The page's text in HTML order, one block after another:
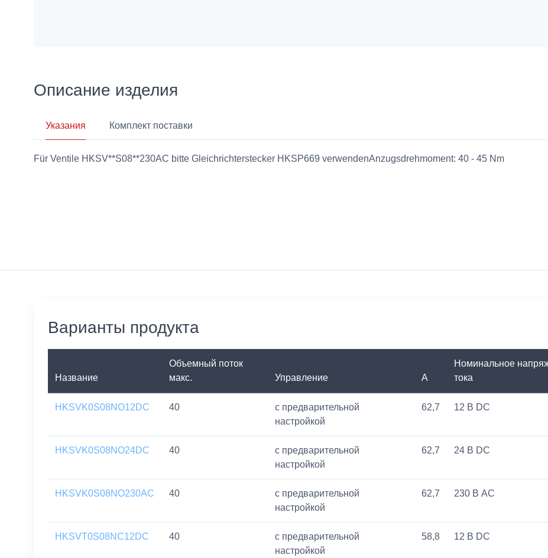
Описание изделия
Указания Комплект поставки
Für Ventile HKSV**S08**230AC bitte Gleichrichterstecker HKSP669 verwendenAnzugsdrehmoment: 40 - 45 Nm
Варианты продукта
Название
Объемный поток
макс.
Управление A
Номинальное
тока
HKSVK0S08NO12DC 40
с предварительной
настройкой
62,7 12 В DC
HKSVK0S08NO24DC 40
с предварительной
настройкой
62,7 24 В DC
HKSVK0S08NO230AC 40
с предварительной
настройкой
62,7 230 В AC
HKSVT0S08NC12DC 40
с предварительной
настройкой
58,8 12 В DC